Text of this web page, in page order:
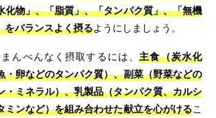
化物」、「脂質」、「タンパク質」、「無機
をバランスよく摂るようにしましょう。
んべんなく摂取するには、主食（炭水化
・卵などのタンパク質）、副菜（野菜などの
・ミネラル）、乳製品（タンパク質、カルシ
ミンなど）を組み合わせた献立を心がけるこ